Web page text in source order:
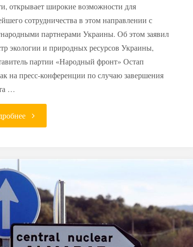
открывает широкие возможности для
сотрудничества в этом направлении с
партнерами Украины. Об этом заявил
экологии и природных ресурсов Украины,
партии «Народный фронт» Остап
на пресс-конференции по случаю завершения
…
"Украина
НАТО
продолжит
ликвидацию